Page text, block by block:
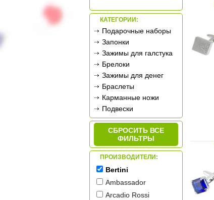
КАТЕГОРИИ:
Подарочные наборы
Запонки
Зажимы для галстука
Брелоки
Зажимы для денег
Браслеты
Карманные ножи
Подвески
Карманные часы
Дорожные часы
Фляжки
Наборы для бритья
Термосы
СБРОСИТЬ ВСЕ
ФИЛЬТРЫ
ПРОИЗВОДИТЕЛИ:
Bertini
Ambassador
Arcadio Rossi